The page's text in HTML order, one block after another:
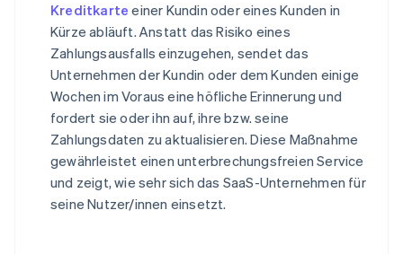
Kreditkarte einer Kundin oder eines Kunden in
Kürze abläuft. Anstatt das Risiko eines
Zahlungsausfalls einzugehen, sendet das
Unternehmen der Kundin oder dem Kunden einige
Wochen im Voraus eine höfliche Erinnerung und
fordert sie oder ihn auf, ihre bzw. seine
Zahlungsdaten zu aktualisieren. Diese Maßnahme
gewährleistet einen unterbrechungsfreien Service
und zeigt, wie sehr sich das SaaS-Unternehmen für
seine Nutzer/innen einsetzt.